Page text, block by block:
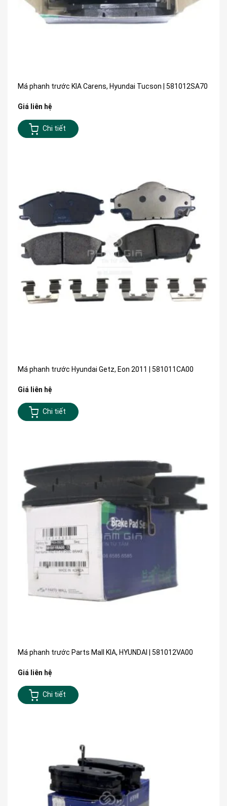
Má phanh trước KIA Carens, Hyundai Tucson | 581012SA70
Giá liên hệ
Chi tiết
Má phanh trước Hyundai Getz, Eon 2011 | 581011CA00
Giá liên hệ
Chi tiết
Má phanh trước Parts Mall KIA, HYUNDAI | 581012VA00
Giá liên hệ
Chi tiết